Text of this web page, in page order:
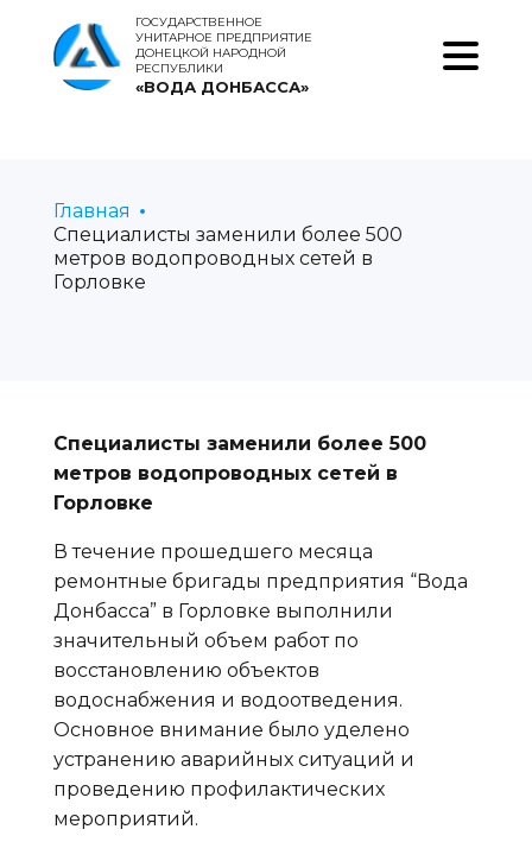
ГОСУДАРСТВЕННОЕ
УНИТАРНОЕ ПРЕДПРИЯТИЕ
ДОНЕЦКОЙ НАРОДНОЙ
РЕСПУБЛИКИ
«ВОДА ДОНБАССА»
Главная
Специалисты заменили более 500
метров водопроводных сетей в
Горловке
Специалисты заменили более 500
метров водопроводных сетей в
Горловке
В течение прошедшего месяца
ремонтные бригады предприятия “Вода
Донбасса” в Горловке выполнили
значительный объем работ по
восстановлению объектов
водоснабжения и водоотведения.
Основное внимание было уделено
устранению аварийных ситуаций и
проведению профилактических
мероприятий.